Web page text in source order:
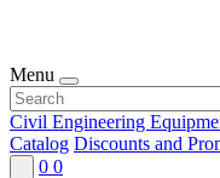
Menu
Civil Engineering
Catalog Discounts and
0 0